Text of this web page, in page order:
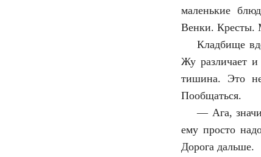
маленькие
Венки. Кресты.
Кладбище
Жу различает
тишина. Это
Пообщаться.
— Ага,
ему просто
Дорога дальше.